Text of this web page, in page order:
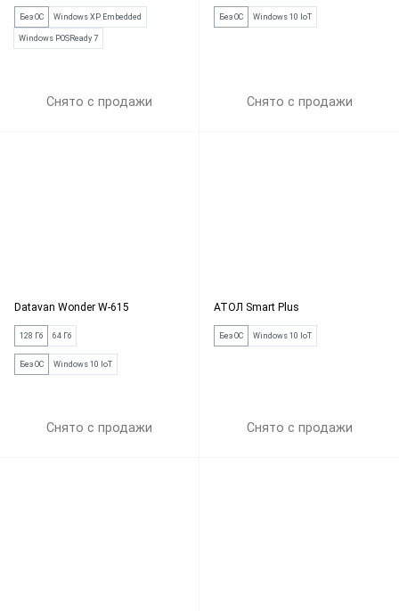
Без ОС Windows XP Embedded
Windows POSReady 7
Снято с продажи
Без ОС Windows 10 IoT
Снято с продажи
Datavan Wonder W-615
128 Гб 64 Гб
Без ОС Windows 10 IoT
Снято с продажи
АТОЛ Smart Plus
Без ОС Windows 10 IoT
Снято с продажи